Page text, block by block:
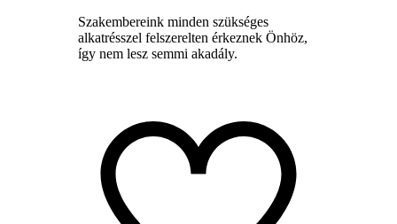
Szakembereink minden szükséges
alkatrésszel felszerelten érkeznek Önhöz,
így nem lesz semmi akadály.